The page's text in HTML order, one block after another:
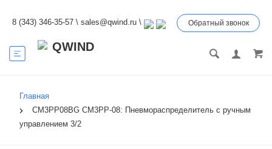
8 (343) 346-35-57 \ sales@qwind.ru \ Обратный звонок
Главная
CM3PP08BG CM3PP-08: Пневмораспределитель с ручным
управлением 3/2